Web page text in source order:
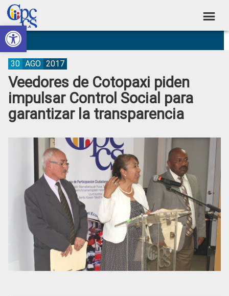
Abrir barra de herramientas
Skip
to
primary
navigation
Skip
to
main
content
Skip
to
primary
sidebar
Skip
to
footer
Consejo
de
Participación
Ciudadana
Control
Social
Construyendo
Poder
Ciudadano
Veedores de Cotopaxi piden
impulsar Control Social para
garantizar la transparencia
30 AGO 2017